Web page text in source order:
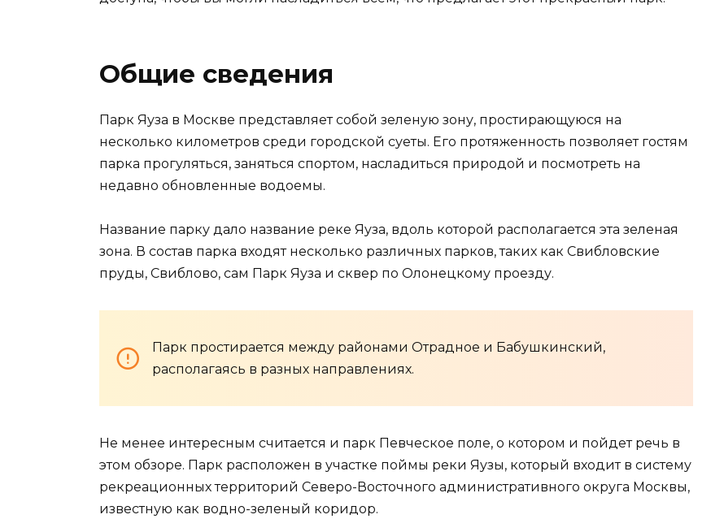
Общие сведения
Парк Яуза в Москве представляет собой зеленую зону, простирающуюся на
несколько километров среди городской суеты. Его протяженность позволяет гостям
парка прогуляться, заняться спортом, насладиться природой и посмотреть на
недавно обновленные водоемы.
Название парку дало название реке Яуза, вдоль которой располагается эта зеленая
зона. В состав парка входят несколько различных парков, таких как Свибловские
пруды, Свиблово, сам Парк Яуза и сквер по Олонецкому проезду.
Парк простирается между районами Отрадное и Бабушкинский,
располагаясь в разных направлениях.
Не менее интересным считается и парк Певческое поле, о котором и пойдет речь в
этом обзоре. Парк расположен в участке поймы реки Яузы, который входит в систему
рекреационных территорий Северо-Восточного административного округа Москвы,
известную как водно-зеленый коридор.